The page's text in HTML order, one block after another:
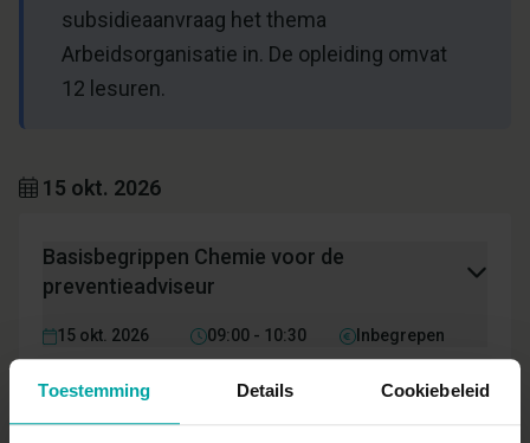
Toestemming Details Cookiebeleid
subsidieaanvraag het thema
Arbeidsorganisatie in. De opleiding omvat
12 lesuren.
15 okt. 2026
Basisbegrippen Chemie voor de
preventieadviseur
15 okt. 2026 09:00 - 10:30 Inbegrepen
Toxicologie en toxicokinetiek